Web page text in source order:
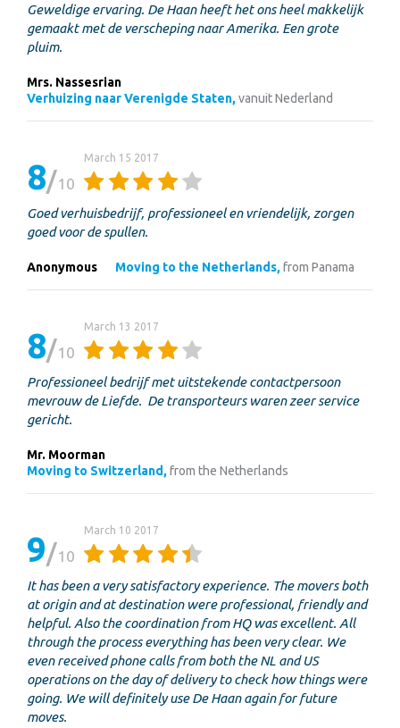
Geweldige ervaring. De Haan heeft het ons heel makkelijk
gemaakt met de verscheping naar Amerika. Een grote
pluim.
Mrs. Nassesrian
Verhuizing naar Verenigde Staten,vanuit Nederland
8 10
March 15 2017
Goed verhuisbedrijf, professioneel en vriendelijk, zorgen
goed voor de spullen.
Anonymous Moving to the Netherlands,from Panama
8 10
March 13 2017
Professioneel bedrijf met uitstekende contactpersoon
mevrouw de Liefde. De transporteurs waren zeer service
gericht.
Mr. Moorman
Moving to Switzerland,from the Netherlands
9 10
March 10 2017
It has been a very satisfactory experience. The movers both
at origin and at destination were professional, friendly and
helpful. Also the coordination from HQ was excellent. All
through the process everything has been very clear. We
even received phone calls from both the NL and US
operations on the day of delivery to check how things were
going. We will definitely use De Haan again for future
moves.